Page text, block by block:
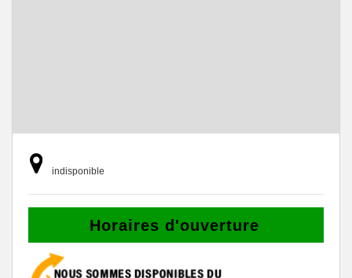
indisponible
Horaires d'ouverture